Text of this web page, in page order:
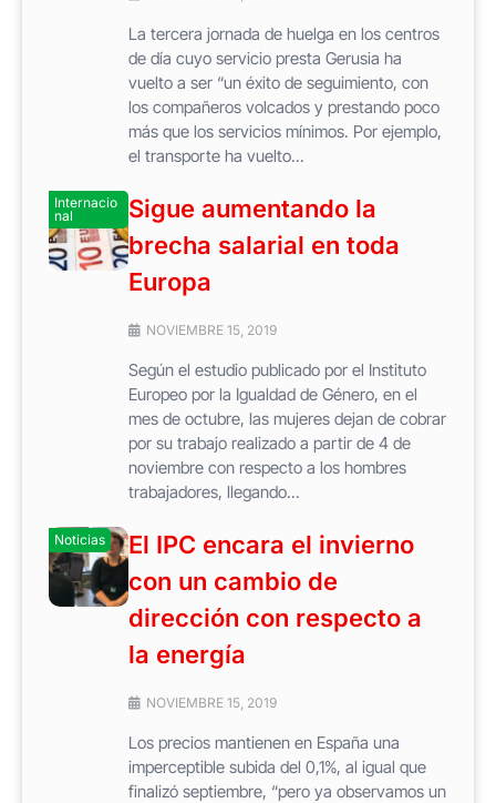
La tercera jornada de huelga en los centros
de día cuyo servicio presta Gerusia ha
vuelto a ser “un éxito de seguimiento, con
los compañeros volcados y prestando poco
más que los servicios mínimos. Por ejemplo,
el transporte ha vuelto...
Internacio
nal
Sigue aumentando la
brecha salarial en toda
Europa
NOVIEMBRE 15, 2019
Según el estudio publicado por el Instituto
Europeo por la Igualdad de Género, en el
mes de octubre, las mujeres dejan de cobrar
por su trabajo realizado a partir de 4 de
noviembre con respecto a los hombres
trabajadores, llegando...
Noticias
El IPC encara el invierno
con un cambio de
dirección con respecto a
la energía
NOVIEMBRE 15, 2019
Los precios mantienen en España una
imperceptible subida del 0,1%, al igual que
finalizó septiembre, “pero ya observamos un